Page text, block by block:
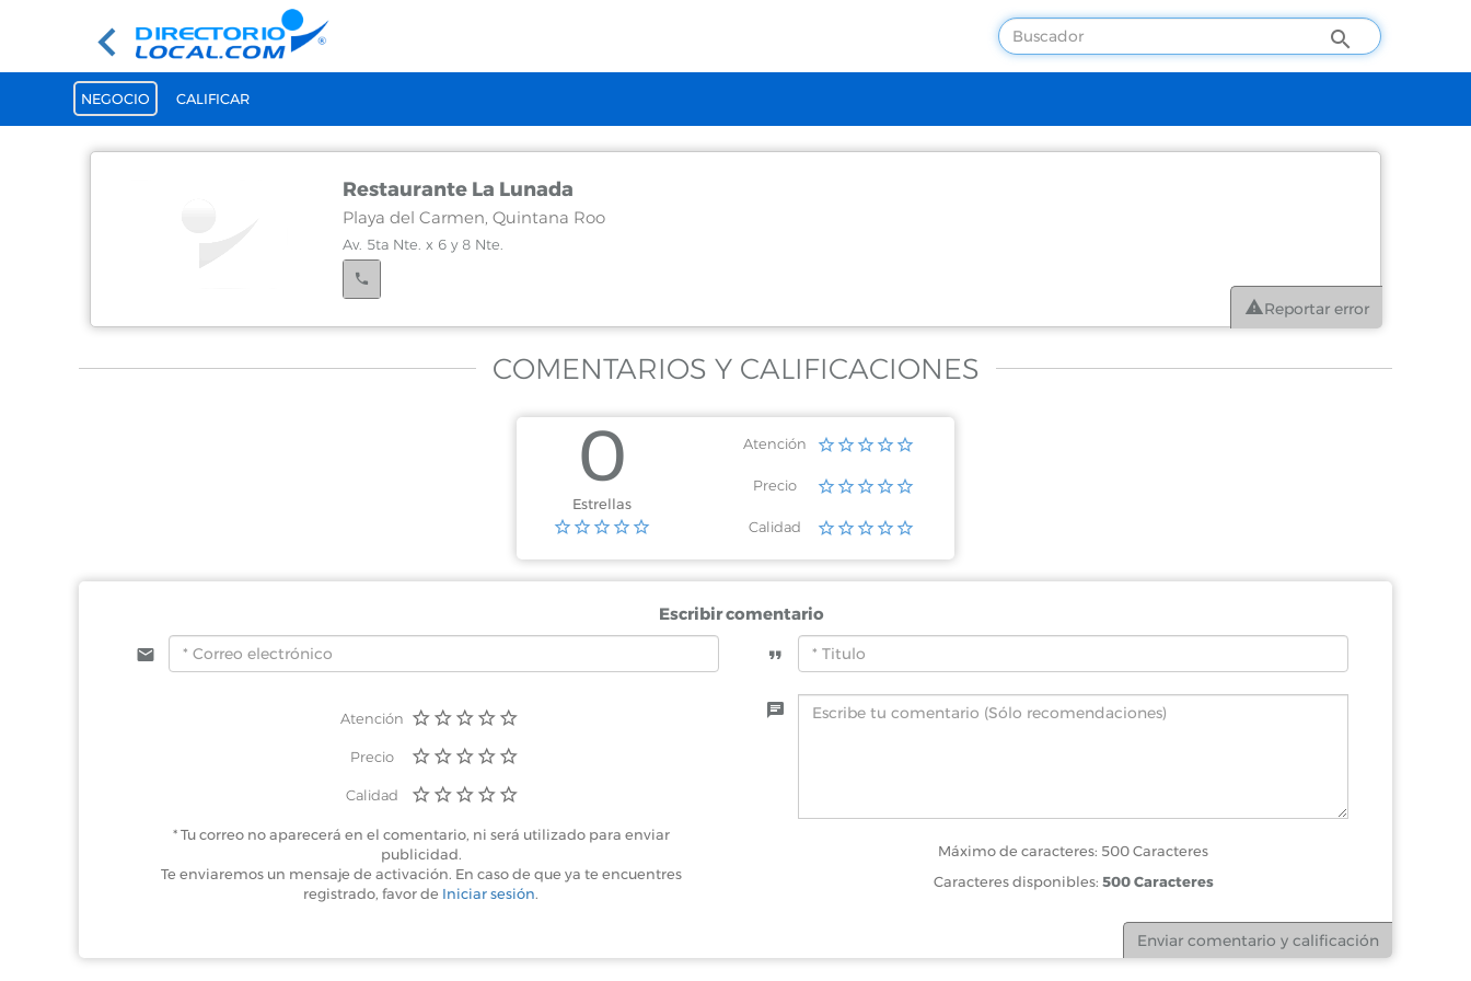
NEGOCIO CALIFICAR
Restaurante La Lunada
Playa del Carmen, Quintana Roo
Av. 5ta Nte. x 6 y 8 Nte.
Reportar error
COMENTARIOS Y CALIFICACIONES
0
Estrellas
Atención
Precio
Calidad
Escribir comentario
Atención
Precio
Calidad
* Tu correo no aparecerá en el comentario, ni será utilizado para enviar
publicidad.
Te enviaremos un mensaje de activación. En caso de que ya te encuentres
registrado, favor de Iniciar sesión.
Máximo de caracteres: 500 Caracteres
Caracteres disponibles: 500 Caracteres